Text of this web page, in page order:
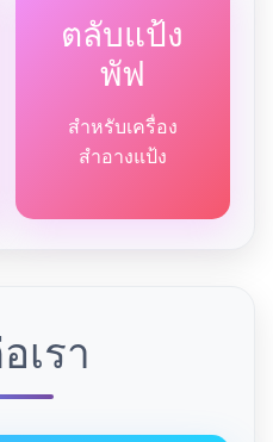
ตลับแป้ง
พัฟ
สำหรับเครื่อง
สำอางแป้ง
เรา